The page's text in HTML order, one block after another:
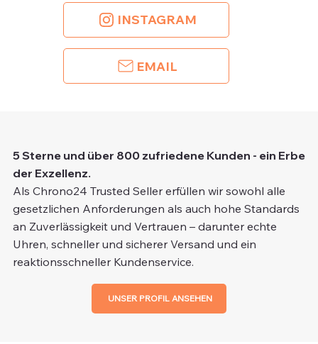
INSTAGRAM
EMAIL
5 Sterne und über 800 zufriedene Kunden - ein Erbe
der Exzellenz.
Als Chrono24 Trusted Seller erfüllen wir sowohl alle
gesetzlichen Anforderungen als auch hohe Standards
an Zuverlässigkeit und Vertrauen – darunter echte
Uhren, schneller und sicherer Versand und ein
reaktionsschneller Kundenservice.
UNSER PROFIL ANSEHEN